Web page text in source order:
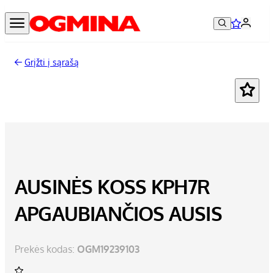
Grįžti į sąrašą
AUSINĖS KOSS KPH7R
APGAUBIANČIOS AUSIS
Prekės kodas: OGM19239103